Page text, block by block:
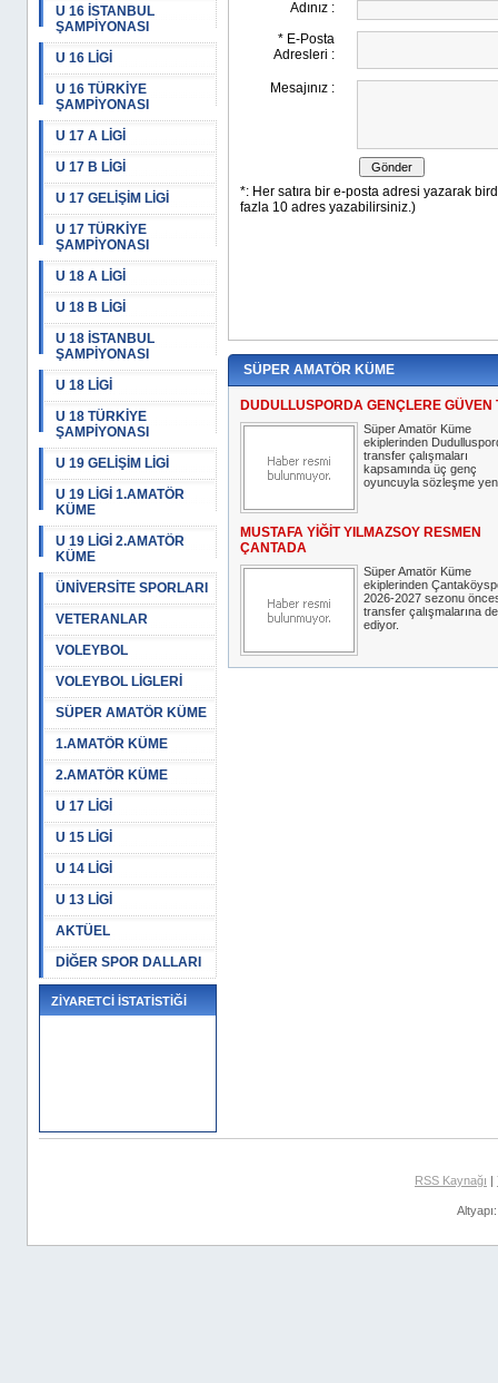
U 16 İSTANBUL
ŞAMPİYONASI
U 16 LİGİ
U 16 TÜRKİYE
ŞAMPİYONASI
U 17 A LİGİ
U 17 B LİGİ
U 17 GELİŞİM LİGİ
U 17 TÜRKİYE
ŞAMPİYONASI
U 18 A LİGİ
U 18 B LİGİ
U 18 İSTANBUL
ŞAMPİYONASI
U 18 LİGİ
U 18 TÜRKİYE
ŞAMPİYONASI
U 19 GELİŞİM LİGİ
U 19 LİGİ 1.AMATÖR
KÜME
U 19 LİGİ 2.AMATÖR
KÜME
ÜNİVERSİTE SPORLARI
VETERANLAR
VOLEYBOL
VOLEYBOL LİGLERİ
SÜPER AMATÖR KÜME
1.AMATÖR KÜME
2.AMATÖR KÜME
U 17 LİGİ
U 15 LİGİ
U 14 LİGİ
U 13 LİGİ
AKTÜEL
DİĞER SPOR DALLARI
ZİYARETCİ İSTATİSTİĞİ
SÜPER AMATÖR KÜME
DUDULLUSPORDA GENÇLERE GÜVEN
Süper Amatör Küme
ekiplerinden
transfer çalışmaları
kapsamında üç genç
oyuncuyla sözleşme
MUSTAFA YİĞİT YILMAZSOY RESMEN
ÇANTADA
Süper Amatör Küme
ekiplerinden
2026-2027 sezonu
transfer çalışmalarına
ediyor.
RSS Kaynağı |